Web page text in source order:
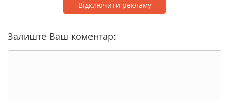
Відключити рекламу
Залиште Ваш коментар: